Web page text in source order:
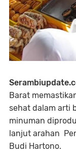
Barat
sehat dalam arti
minuman
lanjut arahan
Budi Hartono.